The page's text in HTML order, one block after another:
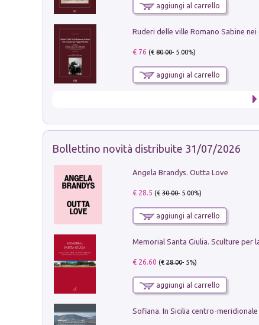
aggiungi al carrello
€ 76 (€80.00- 5.00%)
aggiungi al carrello
Bollettino novità distribuite 31/07/2026
Angela Brandys. Outta Love
€ 28.5 (€30.00- 5.00%)
aggiungi al carrello
€ 26.60 (€28.00- 5%)
aggiungi al carrello